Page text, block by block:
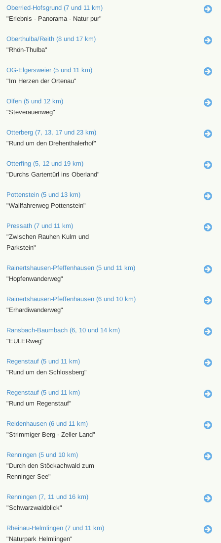
Oberried-Hofsgrund (7 und 11 km)
"Erlebnis - Panorama - Natur pur"
Oberthulba/Reith (8 und 17 km)
"Rhön-Thulba"
OG-Elgersweier (5 und 11 km)
"Im Herzen der Ortenau"
Olfen (5 und 12 km)
"Steverauenweg"
Otterberg (7, 13, 17 und 23 km)
"Rund um den Drehenthalerhof"
Otterfing (5, 12 und 19 km)
"Durchs Gartentürl ins Oberland"
Pottenstein (5 und 13 km)
"Wallfahrerweg Pottenstein"
Pressath (7 und 11 km)
"Zwischen Rauhen Kulm und
Parkstein"
Rainertshausen-Pfeffenhausen (5 und 11 km)
"Hopfenwanderweg"
Rainertshausen-Pfeffenhausen (6 und 10 km)
"Erhardiwanderweg"
Ransbach-Baumbach (6, 10 und 14 km)
"EULERweg“
Regenstauf (5 und 11 km)
"Rund um den Schlossberg"
Regenstauf (5 und 11 km)
"Rund um Regenstauf"
Reidenhausen (6 und 11 km)
"Strimmiger Berg - Zeller Land"
Renningen (5 und 10 km)
"Durch den Stöckachwald zum
Renninger See"
Renningen (7, 11 und 16 km)
"Schwarzwaldblick"
Rheinau-Helmlingen (7 und 11 km)
"Naturpark Helmlingen"